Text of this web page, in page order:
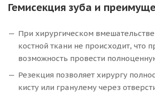
Гемисекция зуба и
При хирургическом
костной ткани не происходит, что
возможность провести
Резекция позволяет хирургу
кисту или гранулему через